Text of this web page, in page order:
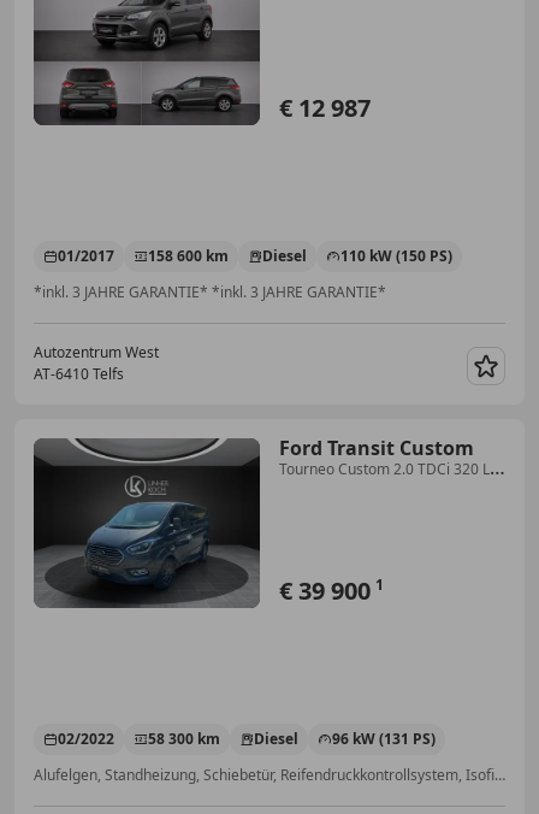
€ 12 987
01/2017 158 600 km Diesel
110 kW (150 PS)
*inkl. 3 JAHRE GARANTIE* *inkl. 3 JAHRE GARANTIE*
Autozentrum West
AT-6410 Telfs
Ford Transit Custom
Tourneo Custom 2.0 TDCi 320 L1
€ 39 900 1
02/2022 58 300 km Diesel
96 kW (131 PS)
Alufelgen, Standheizung, Schiebetür, Reifendruckkontrollsystem, Isofix, Anhängerkupplung, Beheizbare Frontscheibe, Scheckheftgepflegt